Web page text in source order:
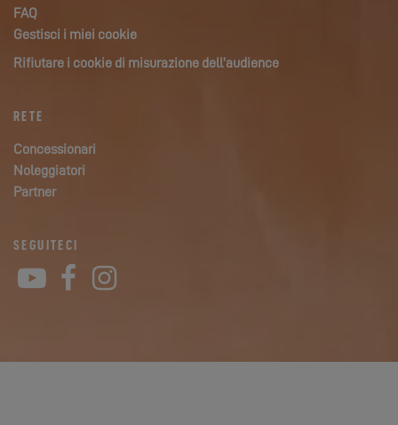
FAQ
Gestisci i miei cookie
Rifiutare i cookie di misurazione dell’audience
RETE
Concessionari
Noleggiatori
Partner
SEGUITECI
YouTube
Facebook
Instagram